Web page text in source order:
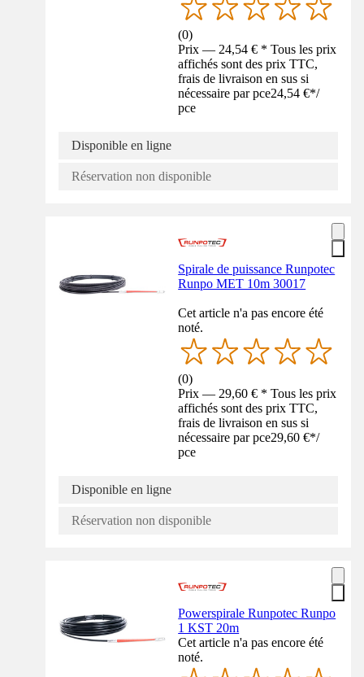
(0)
Prix — 24,54 € * Tous les prix
affichés sont des prix TTC,
frais de livraison en sus si
nécessaire par pce24,54 €*/
pce
Disponible en ligne
Réservation non disponible
Spirale de puissance Runpotec
Runpo MET 10m 30017
Cet article n'a pas encore été
noté.
(0)
Prix — 29,60 € * Tous les prix
affichés sont des prix TTC,
frais de livraison en sus si
nécessaire par pce29,60 €*/
pce
Disponible en ligne
Réservation non disponible
Powerspirale Runpotec Runpo
1 KST 20m
Cet article n'a pas encore été
noté.